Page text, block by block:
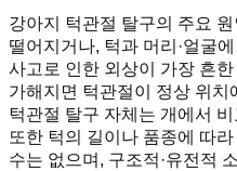
강아지 턱관절 탈구의 주요
떨어지거나, 턱과 머리·얼굴
사고로 인한 외상이 가장 흔한
가해지면 턱관절이 정상 위
턱관절 탈구 자체는 개에서
또한 턱의 길이나 품종에 따
수는 없으며, 구조적·유전적